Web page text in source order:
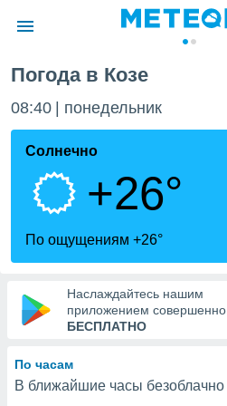
о
Вы можете
к этому
доступ
Погода в Козе
08:40 понедельник
Солнечно
+26°
По ощущениям +26°
Наслаждайтесь нашим
приложением совершенно
БЕСПЛАТНО
По часам
В ближайшие часы безоблачно